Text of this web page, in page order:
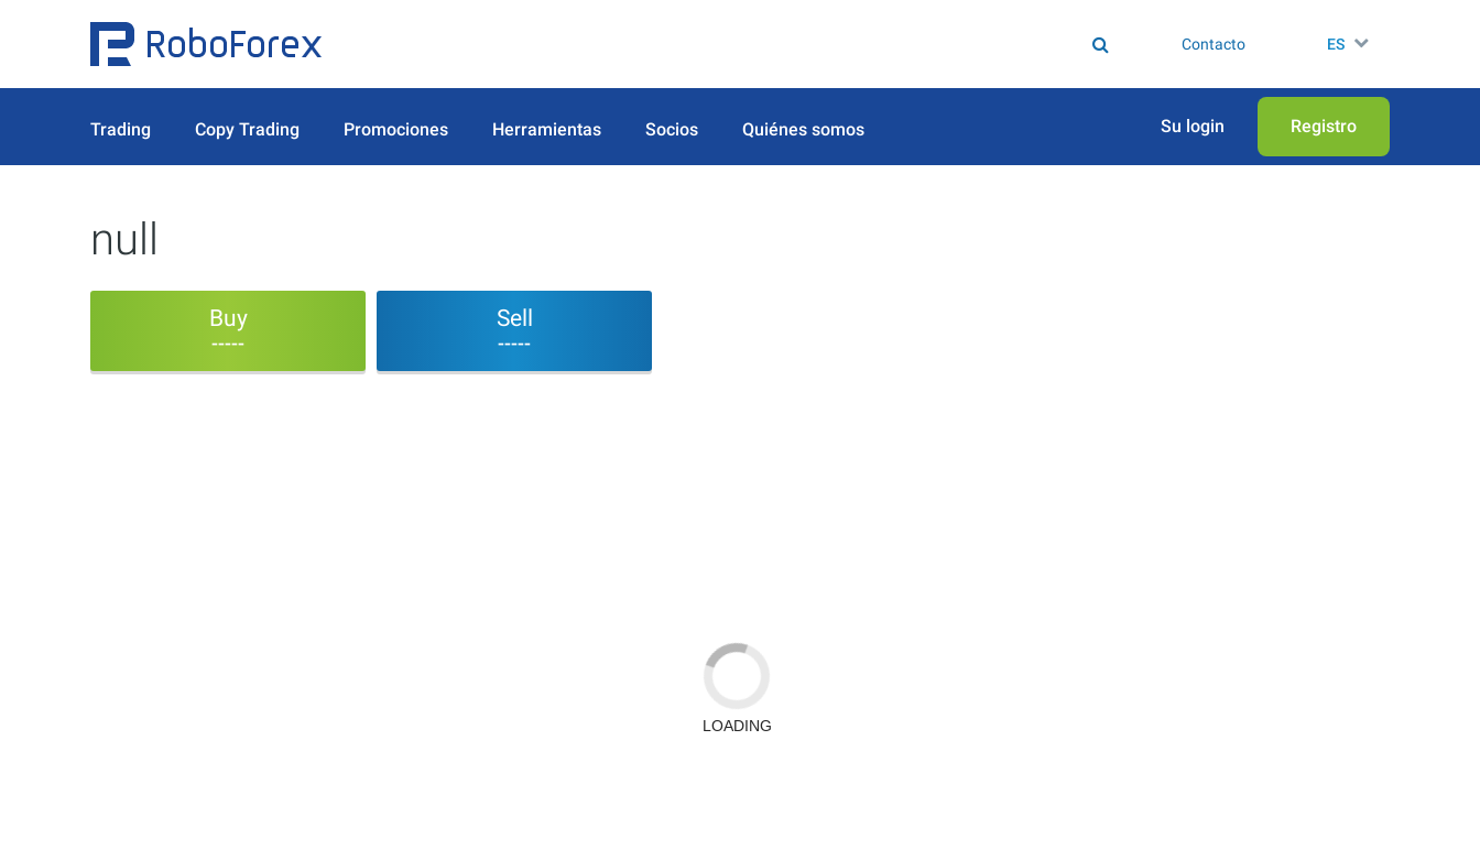
Contacto ES
Trading Copy Trading Promociones Herramientas Socios Quiénes somos Su login Registro
null
Buy
-----
Sell
-----